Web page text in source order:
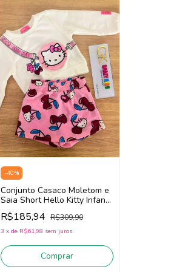
-40%
Conjunto Casaco Moletom e
Saia Short Hello Kitty Infantil
Teen Momi J7179 (Off
White/Rosa)
R$185,94 R$309,90
3 x de R$61,98 sem juros
Comprar